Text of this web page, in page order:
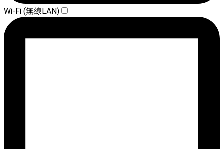
Wi-Fi (無線LAN)